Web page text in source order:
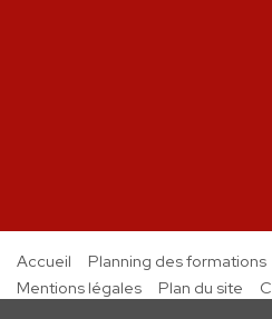
Accueil Planning des formations
Mentions légales
Plan du site